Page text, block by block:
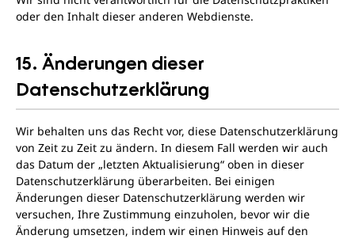
oder den Inhalt dieser anderen Webdienste.
15. Änderungen dieser
Datenschutzerklärung
Wir behalten uns das Recht vor, diese Datenschutzerklärung
von Zeit zu Zeit zu ändern. In diesem Fall werden wir auch
das Datum der „letzten Aktualisierung“ oben in dieser
Datenschutzerklärung überarbeiten. Bei einigen
Änderungen dieser Datenschutzerklärung werden wir
versuchen, Ihre Zustimmung einzuholen, bevor wir die
Änderung umsetzen, indem wir einen Hinweis auf den